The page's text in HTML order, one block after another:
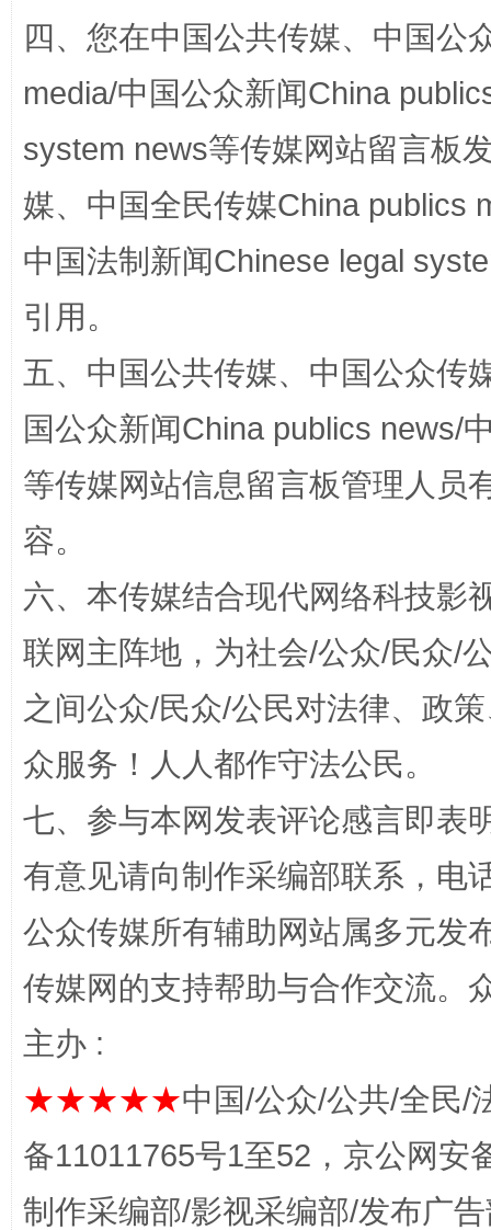
国家大学科技园优化重塑工作
完善运行机制助力责任有效落实
四、您在中国公共传媒、中国公
media/中国公众新闻China
system news等传媒网站留言板
媒、中国全民传媒China publics
中国法制新闻Chinese legal
引用。
五、中国公共传媒、中国公众传
国公众新闻China publics news/
等传媒网站信息留言板管理人员
容。
六、本传媒结合现代网络科技影
联网主阵地，为社会/公众/民众/
之间公众/民众/公民对法律、政
众服务！人人都作守法公民。
七、参与本网发表评论感言即表
有意见请向制作采编部联系，电
公众传媒所有辅助网站属多元发
传媒网的支持帮助与合作交流。
主办 :
★★★★★中国/公众/公共/全民/
备11011765号1至52，京公网安
制作采编部/影视采编部/发布广